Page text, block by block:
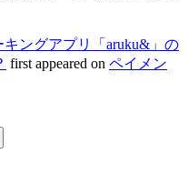
ングアプリ「aruku&」の
first appeared on ペイメン